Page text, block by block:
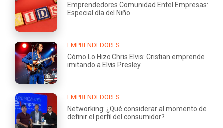
Emprendedores Comunidad Entel Empresas:
Especial día del Niño
EMPRENDEDORES
Cómo Lo Hizo Chris Elvis: Cristian emprende
imitando a Elvis Presley
EMPRENDEDORES
Networking: ¿Qué considerar al momento de
definir el perfil del consumidor?